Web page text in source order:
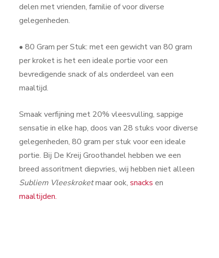
delen met vrienden, familie of voor diverse
gelegenheden.
• 80 Gram per Stuk: met een gewicht van 80 gram
per kroket is het een ideale portie voor een
bevredigende snack of als onderdeel van een
maaltijd.
Smaak verfijning met 20% vleesvulling, sappige
sensatie in elke hap, doos van 28 stuks voor diverse
gelegenheden, 80 gram per stuk voor een ideale
portie. Bij De Kreij Groothandel hebben we een
breed assoritment diepvries, wij hebben niet alleen
Subliem Vleeskroketmaar ook, snacks en
maaltijden.